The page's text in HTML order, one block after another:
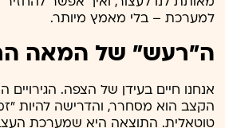
מאותת לנו לעצור, ואיך אפשר
למערכת – בלי מאמץ מיותר.
ה"רעש" של המאה
אנחנו חיים בעידן של הצפה. הגירויים
הקצב הוא מסחרר, והדרישה להיות
טוטאלית. התוצאה היא שמערכת